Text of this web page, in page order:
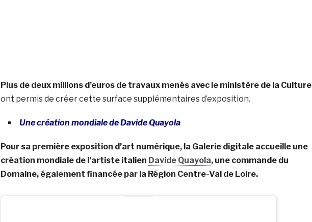
Plus de deux millions d’euros de travaux menés avec le ministère de la Culture
ont permis de créer cette surface supplémentaires d’exposition.
Une création mondiale de Davide Quayola
Pour sa première exposition d’art numérique, la Galerie digitale accueille une
création mondiale de l’artiste italien Davide Quayola, une commande du
Domaine, également financée par la Région Centre-Val de Loire.